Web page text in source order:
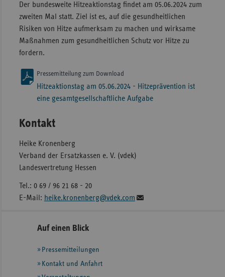
Der bundesweite Hitzeaktionstag findet am 05.06.2024 zum
zweiten Mal statt. Ziel ist es, auf die gesundheitlichen
Risiken von Hitze aufmerksam zu machen und wirksame
Maßnahmen zum gesundheitlichen Schutz vor Hitze zu
fordern.
Pressemitteilung zum Download
Hitzeaktionstag am 05.06.2024 - Hitzeprävention ist
eine gesamtgesellschaftliche Aufgabe
Kontakt
Heike Kronenberg
Verband der Ersatzkassen e. V. (vdek)
Landesvertretung Hessen
Tel.: 0 69 / 96 21 68 - 20
E-Mail: heike.kronenberg@vdek.com
Seitennavigation
Seitenleiste
weiteren
Informationen
Auf einen Blick
Pressemitteilungen
Kontakt und Anfahrt